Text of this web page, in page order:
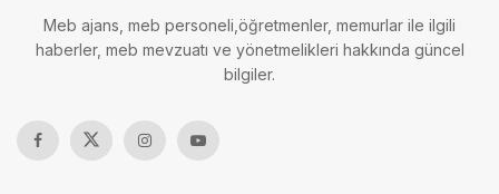
Meb ajans, meb personeli,öğretmenler, memurlar ile ilgili
haberler, meb mevzuatı ve yönetmelikleri hakkında güncel
bilgiler.